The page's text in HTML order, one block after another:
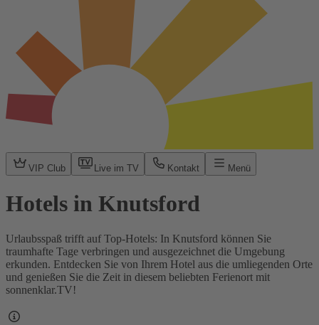
VIP Club Live im TV Kontakt Menü
Hotels in Knutsford
Urlaubsspaß trifft auf Top-Hotels: In Knutsford können Sie
traumhafte Tage verbringen und ausgezeichnet die Umgebung
erkunden. Entdecken Sie von Ihrem Hotel aus die umliegenden Orte
und genießen Sie die Zeit in diesem beliebten Ferienort mit
sonnenklar.TV!